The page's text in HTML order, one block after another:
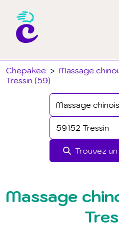
Chepakee > Massage
Tressin (59)
Trouvez
Email
Mot de passe
J'ai oublié
Connexion
Massage